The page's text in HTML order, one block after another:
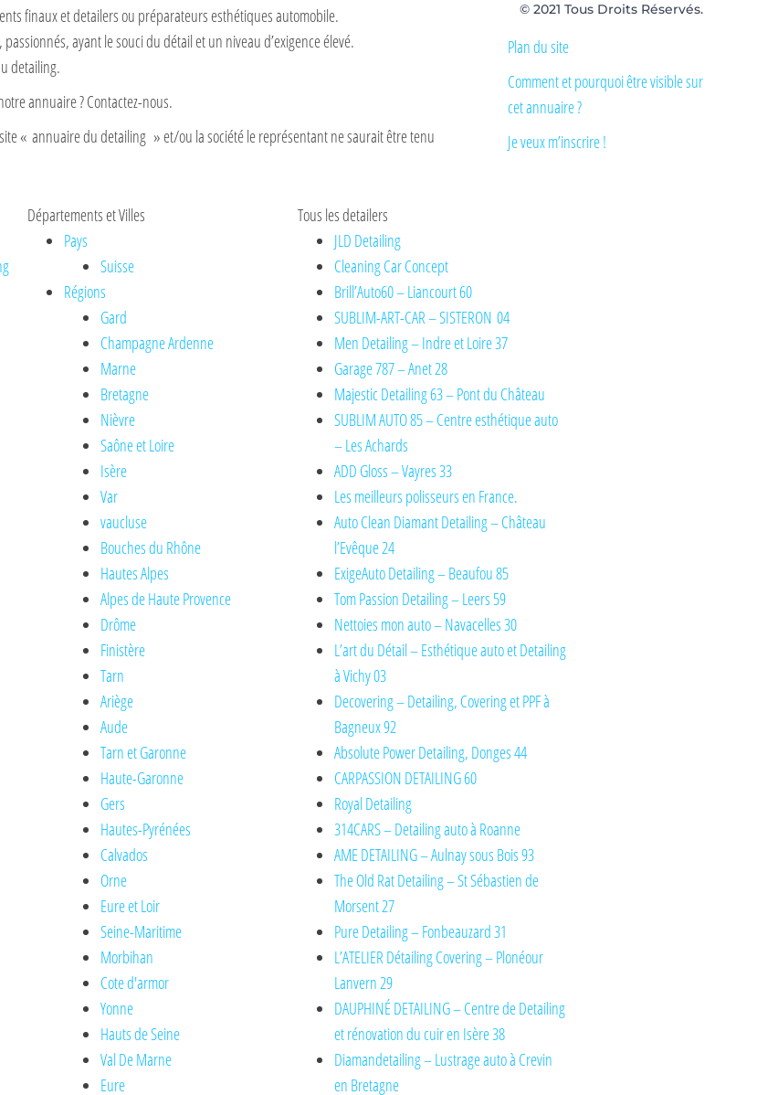
finaux et detailers ou préparateurs esthétiques automobile.
ayant le souci du détail et un niveau d’exigence élevé.
detailing.
annuaire ? Contactez-nous.
« annuaire du detailing » et/ou la société le représentant ne saurait être tenu
© 2021 Tous Droits Réservés.
Plan du site
Comment et pourquoi être visible sur
cet annuaire ?
Je veux m’inscrire !
Départements et Villes
Pays
Suisse
Régions
Gard
Champagne Ardenne
Marne
Bretagne
Nièvre
Saône et Loire
Isère
Var
vaucluse
Bouches du Rhône
Hautes Alpes
Alpes de Haute Provence
Drôme
Finistère
Tarn
Ariège
Aude
Tarn et Garonne
Haute-Garonne
Gers
Hautes-Pyrénées
Calvados
Orne
Eure et Loir
Seine-Maritime
Morbihan
Cote d'armor
Yonne
Hauts de Seine
Val De Marne
Eure
Tous les detailers
JLD Detailing
Cleaning Car Concept
Brill’Auto60 – Liancourt 60
SUBLIM-ART-CAR – SISTERON 04
Men Detailing – Indre et Loire 37
Garage 787 – Anet 28
Majestic Detailing 63 – Pont du Château
SUBLIM AUTO 85 – Centre esthétique auto
– Les Achards
ADD Gloss – Vayres 33
Les meilleurs polisseurs en France.
Auto Clean Diamant Detailing – Château
l’Evêque 24
ExigeAuto Detailing – Beaufou 85
Tom Passion Detailing – Leers 59
Nettoies mon auto – Navacelles 30
L’art du Détail – Esthétique auto et Detailing
à Vichy 03
Decovering – Detailing, Covering et PPF à
Bagneux 92
Absolute Power Detailing, Donges 44
CARPASSION DETAILING 60
Royal Detailing
314CARS – Detailing auto à Roanne
AME DETAILING – Aulnay sous Bois 93
The Old Rat Detailing – St Sébastien de
Morsent 27
Pure Detailing – Fonbeauzard 31
L’ATELIER Détailing Covering – Plonéour
Lanvern 29
DAUPHINÉ DETAILING – Centre de Detailing
et rénovation du cuir en Isère 38
Diamandetailing – Lustrage auto à Crevin
en Bretagne